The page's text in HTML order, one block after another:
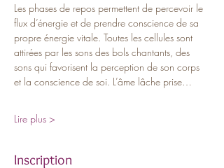
Les phases de repos permettent de percevoir le
flux d’énergie et de prendre conscience de sa
propre énergie vitale. Toutes les cellules sont
attirées par les sons des bols chantants, des
sons qui favorisent la perception de son corps
et la conscience de soi. L’âme lâche prise…
Lire plus >
Inscription